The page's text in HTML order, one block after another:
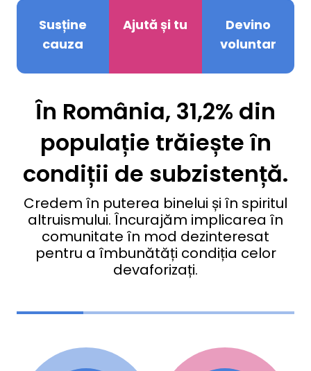
Susține
cauza
Ajută și tu
Devino
voluntar
În România, 31,2% din
populație trăiește în
condiții de subzistență.
Credem în puterea binelui și în spiritul
altruismului. Încurajăm implicarea în
comunitate în mod dezinteresat
pentru a îmbunătăți condiția celor
devaforizați.